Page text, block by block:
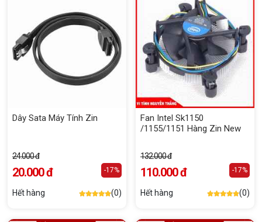
Dây Sata Máy Tính Zin
24.000 đ
20.000 đ -17%
Hết hàng (0)
Fan Intel Sk1150
/1155/1151 Hàng Zin New
132.000 đ
110.000 đ -17%
Hết hàng (0)